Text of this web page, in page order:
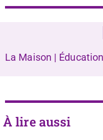
La Maison |
À lire aussi